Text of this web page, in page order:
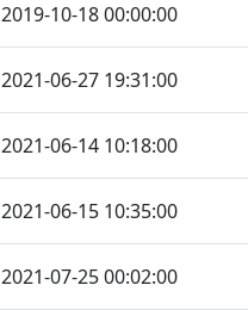
2019-10-18 00:00:00
2021-06-27 19:31:00
2021-06-14 10:18:00
2021-06-15 10:35:00
2021-07-25 00:02:00